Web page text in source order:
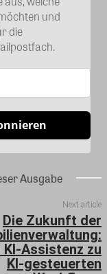
und
die
Ausgabe
Next article
Die Zukunft der
KI-Assistenz zu
KI-gesteuerten